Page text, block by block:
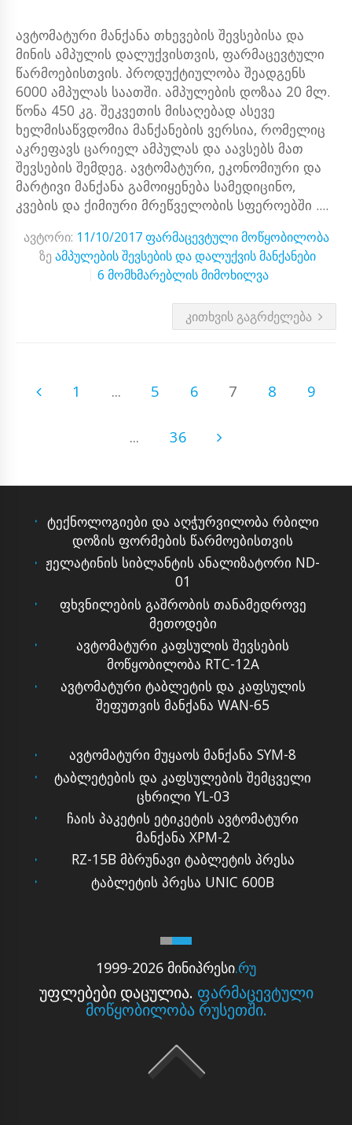
ავტომატური მანქანა თხევების შევსებისა და
მინის ამპულის დალუქვისთვის, ფარმაცევტული
წარმოებისთვის. პროდუქტიულობა შეადგენს
6000 ამპულას საათში. ამპულების დოზაა 20 მლ.
წონა 450 კგ. შეკვეთის მისაღებად ასევე
ხელმისაწვდომია მანქანების ვერსია, რომელიც
აკრეფავს ცარიელ ამპულას და აავსებს მათ
შევსების შემდეგ. ავტომატური, ეკონომიური და
მარტივი მანქანა გამოიყენება სამედიცინო,
კვების და ქიმიური მრეწველობის სფეროებში ....
ავტორი: 11/10/2017 ფარმაცევტული მოწყობილობა
ზე ამპულების შევსების და დალუქვის მანქანები
6 მომხმარებლის მიმოხილვა
ᲙᲘᲗᲮᲕᲘᲡ ᲒᲐᲒᲠᲫᲔᲚᲔᲑᲐ
1 ... 5 6 7 8 9
... 36
ტექნოლოგიები და აღჭურვილობა რბილი
დოზის ფორმების წარმოებისთვის
ჟელატინის სიბლანტის ანალიზატორი ND-
01
ფხვნილების გაშრობის თანამედროვე
მეთოდები
ავტომატური კაფსულის შევსების
მოწყობილობა RTC-12A
ავტომატური ტაბლეტის და კაფსულის
შეფუთვის მანქანა WAN-65
1999-2026 მინიპრესი.რუ
უფლებები დაცულია. ფარმაცევტული
მოწყობილობა რუსეთში.
ავტომატური მუყაოს მანქანა SYM-8
ტაბლეტების და კაფსულების შემცველი
ცხრილი YL-03
ჩაის პაკეტის ეტიკეტის ავტომატური
მანქანა XPM-2
RZ-15B მბრუნავი ტაბლეტის პრესა
ტაბლეტის პრესა UNIC 600B